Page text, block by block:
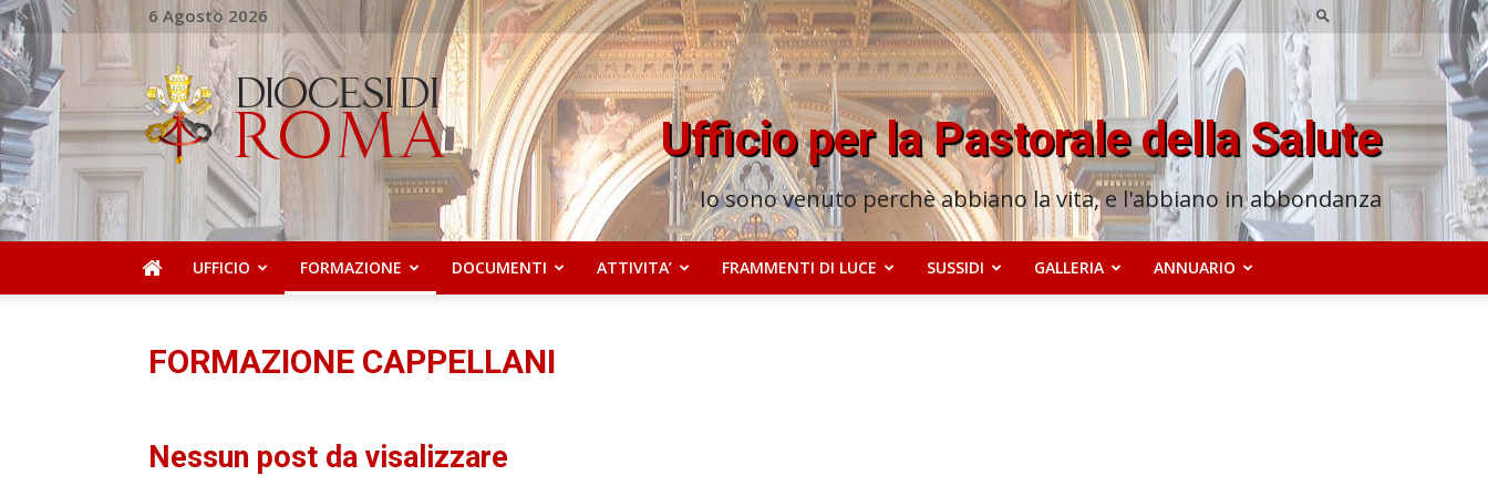
6 Agosto 2026
Ufficio
Pastorale
della
Salute
Ufficio per la Pastorale della Salute
Io sono venuto perchè abbiano la vita, e l'abbiano in abbondanza
UFFICIO FORMAZIONE DOCUMENTI ATTIVITA’ FRAMMENTI DI LUCE SUSSIDI GALLERIA ANNUARIO
FORMAZIONE CAPPELLANI
Nessun post da visalizzare